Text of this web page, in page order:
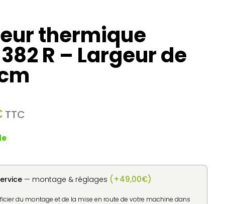
thermique
382 R – Largeur de
Le
actuel
TTC
— montage & réglages (+49,00€)
du montage et de la mise en route de votre machine dans